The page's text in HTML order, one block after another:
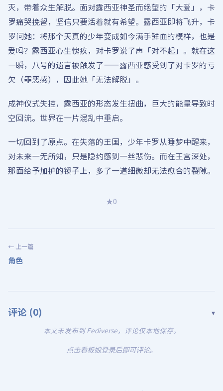
灭，带着众生解脱。面对露西亚神圣而绝望的「大爱」，卡
罗痛哭挽留，坚信只要活着就有希望。露西亚即将飞升，卡
罗问她：将那个天真的少年变成如今满手鲜血的模样，也是
爱吗？露西亚心生愧疚，对卡罗说了声「对不起」。就在这
一瞬，八号的遗言被触发了——露西亚感受到了对卡罗的亏
欠（罪恶感），因此她「无法解脱」。
成神仪式失控，露西亚的形态发生扭曲，巨大的能量导致时
空回流。世界在一片混乱中重启。
一切回到了原点。在失落的王国，少年卡罗从睡梦中醒来，
对未来一无所知，只是隐约感到一丝悲伤。而在王宫深处，
那面给予加护的镜子上，多了一道细微却无法愈合的裂隙。
★0
← 上一篇
角色
评论 (0) ▾
本文未发布到 Fediverse，评论仅本地保存。
点击看板娘登录后即可评论。